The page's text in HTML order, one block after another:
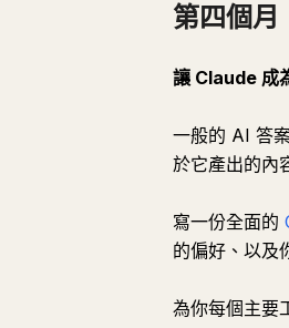
第四個月
讓 Claude 成
一般的 AI 答
於它產出的內
寫一份全面的
的偏好、以及
為你每個主要